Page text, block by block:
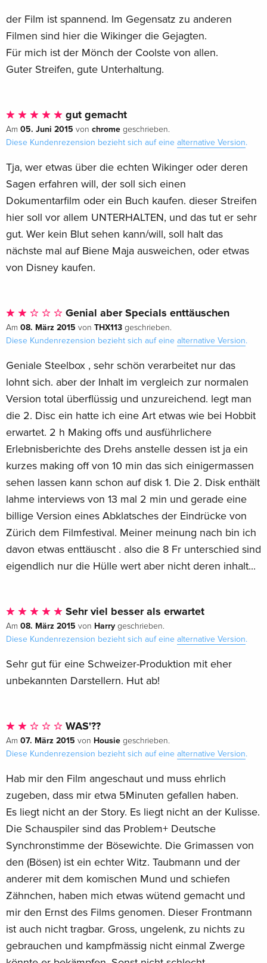
der Film ist spannend. Im Gegensatz zu anderen
Filmen sind hier die Wikinger die Gejagten.
Für mich ist der Mönch der Coolste von allen.
Guter Streifen, gute Unterhaltung.
gut gemacht
Am 05. Juni 2015 von chrome geschrieben.
Diese Kundenrezension bezieht sich auf eine alternative Version.
Tja, wer etwas über die echten Wikinger oder deren
Sagen erfahren will, der soll sich einen
Dokumentarfilm oder ein Buch kaufen. dieser Streifen
hier soll vor allem UNTERHALTEN, und das tut er sehr
gut. Wer kein Blut sehen kann/will, soll halt das
nächste mal auf Biene Maja ausweichen, oder etwas
von Disney kaufen.
Genial aber Specials enttäuschen
Am 08. März 2015 von THX113 geschrieben.
Diese Kundenrezension bezieht sich auf eine alternative Version.
Geniale Steelbox , sehr schön verarbeitet nur das
lohnt sich. aber der Inhalt im vergleich zur normalen
Version total überflüssig und unzureichend. legt man
die 2. Disc ein hatte ich eine Art etwas wie bei Hobbit
erwartet. 2 h Making offs und ausführlichere
Erlebnisberichte des Drehs anstelle dessen ist ja ein
kurzes making off von 10 min das sich einigermassen
sehen lassen kann schon auf disk 1. Die 2. Disk enthält
lahme interviews von 13 mal 2 min und gerade eine
billige Version eines Abklatsches der Eindrücke von
Zürich dem Filmfestival. Meiner meinung nach bin ich
davon etwas enttäuscht . also die 8 Fr unterschied sind
eigendlich nur die Hülle wert aber nicht deren inhalt...
Sehr viel besser als erwartet
Am 08. März 2015 von Harry geschrieben.
Diese Kundenrezension bezieht sich auf eine alternative Version.
Sehr gut für eine Schweizer-Produktion mit eher
unbekannten Darstellern. Hut ab!
WAS'??
Am 07. März 2015 von Housie geschrieben.
Diese Kundenrezension bezieht sich auf eine alternative Version.
Hab mir den Film angeschaut und muss ehrlich
zugeben, dass mir etwa 5Minuten gefallen haben.
Es liegt nicht an der Story. Es liegt nicht an der Kulisse.
Die Schauspiler sind das Problem+ Deutsche
Synchronstimme der Bösewichte. Die Grimassen von
den (Bösen) ist ein echter Witz. Taubmann und der
anderer mit dem komischen Mund und schiefen
Zähnchen, haben mich etwas wütend gemacht und
mir den Ernst des Films genomen. Dieser Frontmann
ist auch nicht tragbar. Gross, ungelenk, zu nichts zu
gebrauchen und kampfmässig nicht einmal Zwerge